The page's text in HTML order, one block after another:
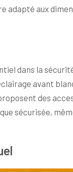
aux
dans la
avant
des
sécurisée,